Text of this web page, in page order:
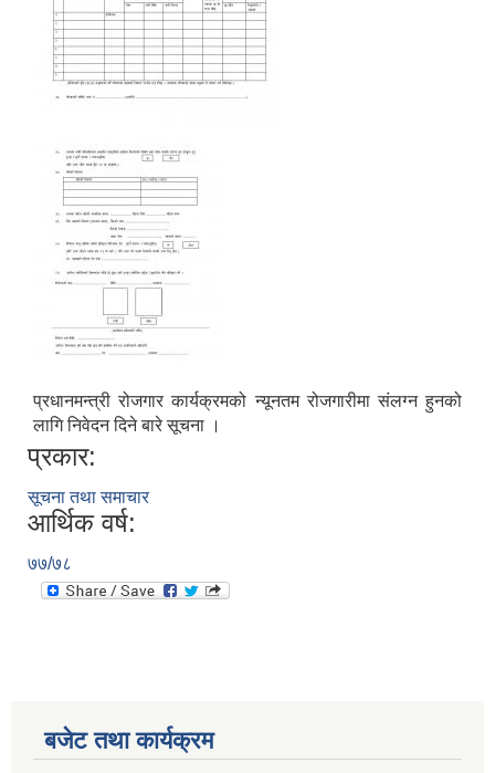
प्रधानमन्त्री रोजगार कार्यक्रमको न्यूनतम रोजगारीमा संलग्न हुनको
लागि निवेदन दिने बारे सूचना ।
प्रकार:
सूचना तथा समाचार
आर्थिक वर्ष:
७७/७८
बजेट तथा कार्यक्रम